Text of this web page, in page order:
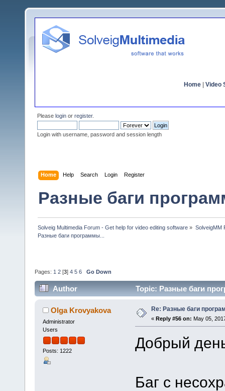
Home Video
Please login or register.
Login with username, password and session length
Home Help Search Login Register
Разные баги
Solveig Multimedia Forum - Get help for video editing software » SolveigMM
Разные баги программы...
Pages: 1 2 [3] 4 5 6 Go Down
Author Topic: Разные баги
Olga Krovyakova
Administrator
Users
Posts: 1222
Re: Разные баги
« Reply #56 on: May 05,
Добрый
Баг с